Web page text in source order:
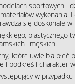
sportowych i
wykonania.
się doskonale w
plastycznego
i męskich.
które uwielbia płeć
i podkreśli charakter
w przypadku